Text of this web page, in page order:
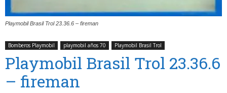
Playmobil Brasil Trol 23.36.6 – fireman
Bomberos Playmobil playmobil años 70 Playmobil Brasil Trol
Playmobil Brasil Trol 23.36.6
– fireman